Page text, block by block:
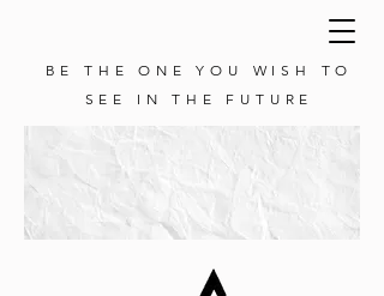
BE THE ONE YOU WISH TO
SEE IN THE FUTURE